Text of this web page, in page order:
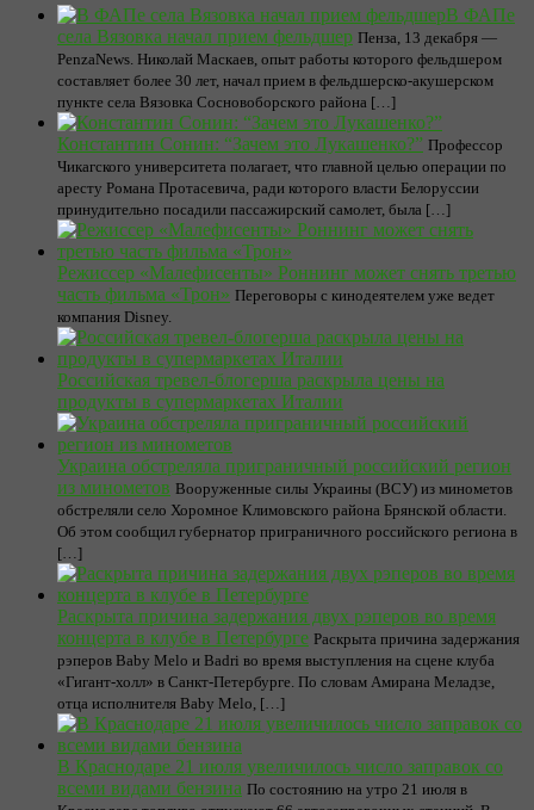
В ФАПе
села Вязовка начал прием фельдшер Пенза, 13 декабря —
PenzaNews. Николай Маскаев, опыт работы которого фельдшером
составляет более 30 лет, начал прием в фельдшерско-акушерском
пункте села Вязовка Сосновоборского района […]
Константин Сонин: “Зачем это Лукашенко?” Профессор
Чикагского университета полагает, что главной целью операции по
аресту Романа Протасевича, ради которого власти Белоруссии
принудительно посадили пассажирский самолет, была […]
Режиссер «Малефисенты» Роннинг может снять третью
часть фильма «Трон» Переговоры с кинодеятелем уже ведет
компания Disney.
Российская тревел-блогерша раскрыла цены на
продукты в супермаркетах Италии
Украина обстреляла приграничный российский регион
из минометов Вооруженные силы Украины (ВСУ) из минометов
обстреляли село Хоромное Климовского района Брянской области.
Об этом сообщил губернатор приграничного российского региона в
[…]
Раскрыта причина задержания двух рэперов во время
концерта в клубе в Петербурге Раскрыта причина задержания
рэперов Baby Melo и Badri во время выступления на сцене клуба
«Гигант-холл» в Санкт-Петербурге. По словам Амирана Меладзе,
отца исполнителя Baby Melo, […]
В Краснодаре 21 июля увеличилось число заправок со
всеми видами бензина По состоянию на утро 21 июля в